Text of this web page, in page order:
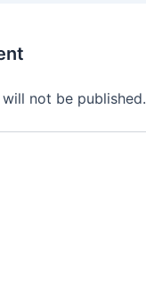
not be published.